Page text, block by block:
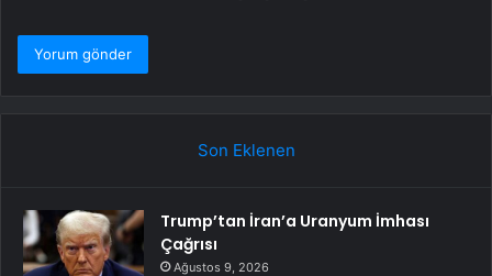
Son Eklenen
Trump’tan İran’a Uranyum İmhası
Çağrısı
Ağustos 9, 2026